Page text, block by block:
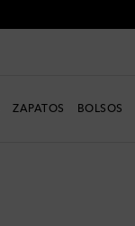
ZAPATOS BOLSOS